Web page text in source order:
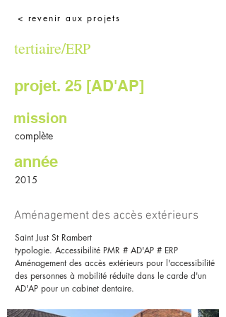
< revenir aux projets
tertiaire/ERP
projet. 25 [AD'AP]
mission
complète
année
2015
Aménagement des accès extérieurs
Saint Just St Rambert
typologie. Accessibilité PMR # AD'AP # ERP
Aménagement des accès extérieurs pour l'accessibilité
des personnes à mobilité réduite dans le carde d'un
AD'AP pour un cabinet dentaire.